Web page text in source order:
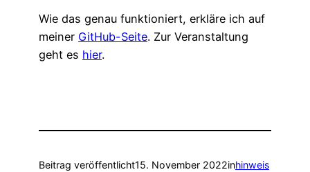
Wie das genau funktioniert, erkläre ich auf
meiner GitHub-Seite. Zur Veranstaltung
geht es hier.
Beitrag veröffentlicht15. November 2022inhinweis